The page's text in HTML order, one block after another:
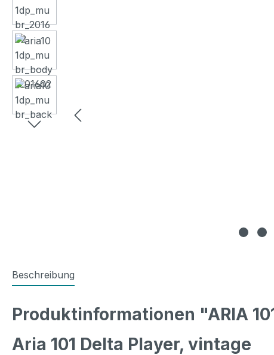
Beschreibung
Produktinformationen "ARIA
Aria 101 Delta Player, vintage